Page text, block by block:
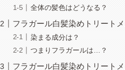
全体の髪色はどうなる？
フラガール白髪染めトリート
染まる成分は？
つまりフラガールは…？
フラガール白髪染めトリート